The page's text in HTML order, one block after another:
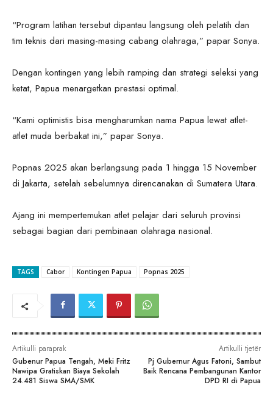
“Program latihan tersebut dipantau langsung oleh pelatih dan
tim teknis dari masing-masing cabang olahraga,” papar Sonya.
Dengan kontingen yang lebih ramping dan strategi seleksi yang
ketat, Papua menargetkan prestasi optimal.
“Kami optimistis bisa mengharumkan nama Papua lewat atlet-
atlet muda berbakat ini,” papar Sonya.
Popnas 2025 akan berlangsung pada 1 hingga 15 November
di Jakarta, setelah sebelumnya direncanakan di Sumatera Utara.
Ajang ini mempertemukan atlet pelajar dari seluruh provinsi
sebagai bagian dari pembinaan olahraga nasional.
TAGS Cabor Kontingen Papua Popnas 2025
Artikulli paraprak
Gubenur Papua Tengah, Meki Fritz
Nawipa Gratiskan Biaya Sekolah
24.481 Siswa SMA/SMK
Artikulli tjetër
Pj Gubernur Agus Fatoni, Sambut
Baik Rencana Pembangunan Kantor
DPD RI di Papua